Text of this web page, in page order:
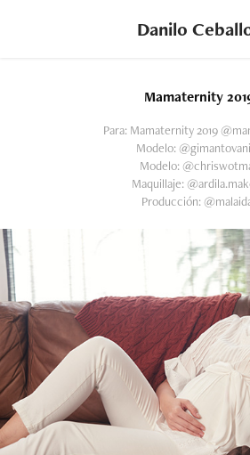
Danilo
Mamaternity
Para: Mamaternity 2019
Modelo:
Modelo:
Maquillaje:
Producción: